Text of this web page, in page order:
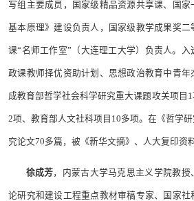
写组主要成员，国家级精品资源共享课、国
基本原理》建设负责人，国家级教学成果奖
课“名师工作室”（大连理工大学）负责人。
政课教师择优资助计划、思想政治教育中青
成教育部哲学社会科学研究重大课题攻关项目
2项、教育部人文社科项目10多项。在《哲学
究论文70多篇，被《新华文摘》、人大复印资
徐成芳，内蒙古大学马克思主义学院教
论研究和建设工程重点教材审稿专家、国家